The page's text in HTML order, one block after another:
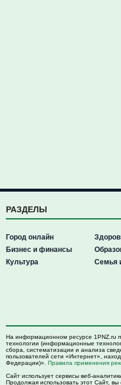
РАЗДЕЛЫ
Город онлайн
Бизнес и финансы
Культура
Семья
На информационном ресурсе 1PNZ.ru
технологии (информационные
сбора, систематизации и анализа
пользователей сети «Интернет»,
Федерации)». Правила применения
Сайт использует сервисы веб-
Продолжая использовать этот Сайт,